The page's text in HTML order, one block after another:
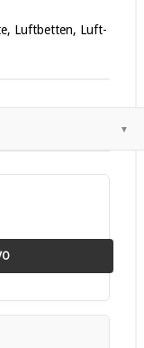
Luftbetten, Luft-
Stromquelle